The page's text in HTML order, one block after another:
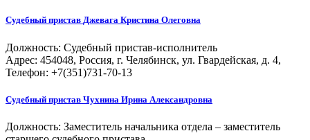
Судебный пристав Джевага Кристина Олеговна
Должность: Судебный пристав-исполнитель
Адрес: 454048, Россия, г. Челябинск, ул. Гвардейская, д. 4,
Телефон: +7(351)731-70-13
Судебный пристав Чухнина Ирина Александровна
Должность: Заместитель начальника отдела – заместитель